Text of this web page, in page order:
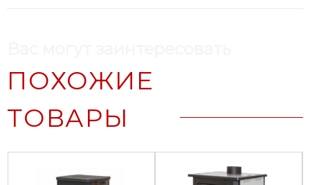
ПОХОЖИЕ
ТОВАРЫ